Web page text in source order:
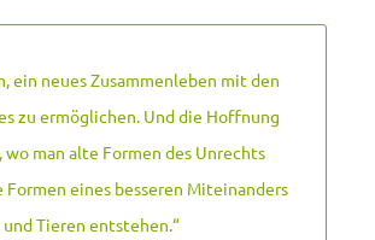
ein neues Zusammenleben mit den
zu ermöglichen. Und die Hoffnung
wo man alte Formen des Unrechts
Formen eines besseren Miteinanders
und Tieren entstehen.“